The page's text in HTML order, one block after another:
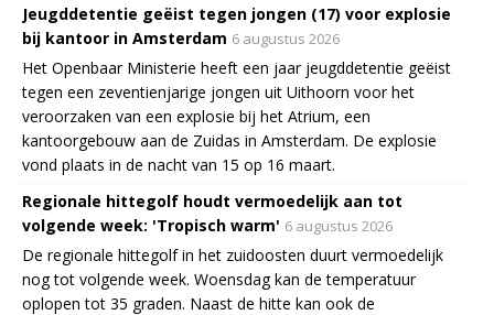
Jeugddetentie geëist tegen jongen (17) voor explosie
bij kantoor in Amsterdam 6 augustus 2026
Het Openbaar Ministerie heeft een jaar jeugddetentie geëist
tegen een zeventienjarige jongen uit Uithoorn voor het
veroorzaken van een explosie bij het Atrium, een
kantoorgebouw aan de Zuidas in Amsterdam. De explosie
vond plaats in de nacht van 15 op 16 maart.
Regionale hittegolf houdt vermoedelijk aan tot
volgende week: 'Tropisch warm' 6 augustus 2026
De regionale hittegolf in het zuidoosten duurt vermoedelijk
nog tot volgende week. Woensdag kan de temperatuur
oplopen tot 35 graden. Naast de hitte kan ook de